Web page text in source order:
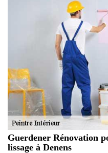
Guerdener Rénovation
lissage à Denens